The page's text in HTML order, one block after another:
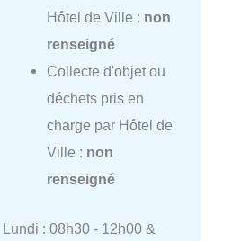
Hôtel de Ville : non
renseigné
Collecte d'objet ou
déchets pris en
charge par Hôtel de
Ville : non
renseigné
Lundi : 08h30 - 12h00 &